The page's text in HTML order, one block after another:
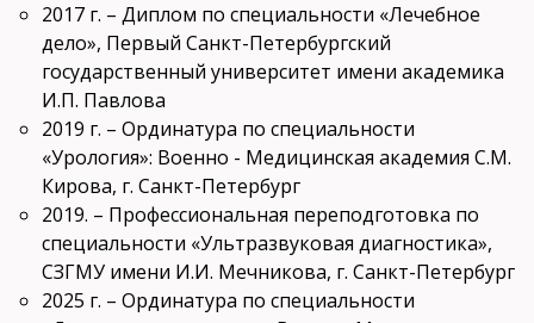
2017 г. – Диплом по специальности «Лечебное
дело», Первый Санкт-Петербургский
государственный университет имени академика
И.П. Павлова
2019 г. – Ординатура по специальности
«Урология»: Военно - Медицинская академия С.М.
Кирова, г. Санкт-Петербург
2019. – Профессиональная переподготовка по
специальности «Ультразвуковая диагностика»,
СЗГМУ имени И.И. Мечникова, г. Санкт-Петербург
2025 г. – Ординатура по специальности